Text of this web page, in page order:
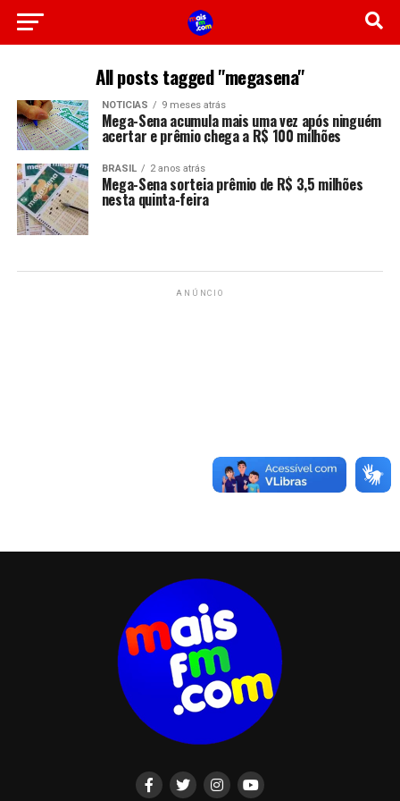
All posts tagged "megasena"
NOTICIAS 9 meses atrás
Mega-Sena acumula mais uma vez após ninguém
acertar e prêmio chega a R$ 100 milhões
BRASIL 2 anos atrás
Mega-Sena sorteia prêmio de R$ 3,5 milhões
nesta quinta-feira
ANÚNCIO